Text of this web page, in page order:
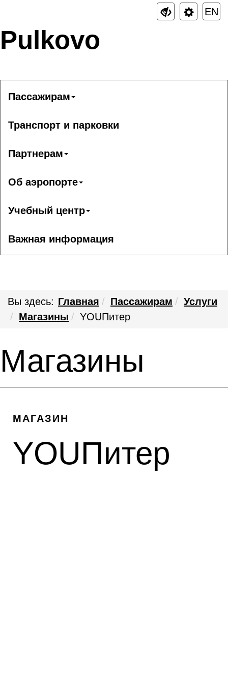
EN
Pulkovo
Пассажирам
Транспорт и парковки
Партнерам
Об аэропорте
Учебный центр
Важная информация
Вы здесь: Главная Пассажирам
Услуги
Магазины
YOUПитер
Магазины
МАГАЗИН
YOUПитер